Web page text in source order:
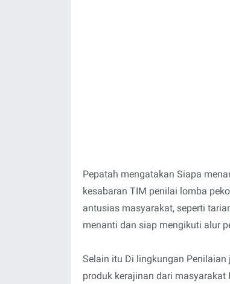
Pepatah mengatakan Siapa
kesabaran TIM penilai lomba
antusias masyarakat, seperti
menanti dan siap mengikuti alur
Selain itu Di lingkungan
produk kerajinan dari